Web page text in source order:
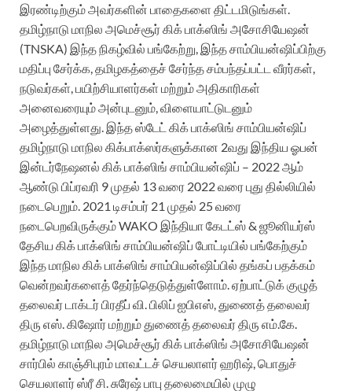
இரண்டிற்கும் அவர்களின் பாதைகளை திட்டமிடுங்கள்.
தமிழ்நாடு மாநில அமெச்சூர் கிக் பாக்ஸிங் அசோசியேஷன்
(TNSKA) இந்த நிகழ்வில் பங்கேற்று, இந்த சாம்பியன்ஷிப்பிற்கு
மதிப்பு சேர்க்க, தமிழகத்தைச் சேர்ந்த சம்பந்தப்பட்ட வீரர்கள்,
நடுவர்கள், பயிற்சியாளர்கள் மற்றும் அதிகாரிகள்
அனைவரையும் அன்புடனும், விளையாட்டுடனும்
அழைத்துள்ளது. இந்த ஸ்டேட் கிக் பாக்ஸிங் சாம்பியன்ஷிப்
தமிழ்நாடு மாநில கிக்பாக்ஸர்களுக்கான 2வது இந்திய ஓபன்
இன்டர்நேஷனல் கிக் பாக்ஸிங் சாம்பியன்ஷிப் – 2022 ஆம்
ஆண்டு பிப்ரவரி 9 முதல் 13 வரை 2022 வரை புது தில்லியில்
நடைபெறும். 2021 டிசம்பர் 21 முதல் 25 வரை
நடைபெறவிருக்கும் WAKO இந்தியா கேடட்ஸ் & ஜூனியர்ஸ்
தேசிய கிக் பாக்ஸிங் சாம்பியன்ஷிப் போட்டியில் பங்கேற்கும்
இந்த மாநில கிக் பாக்ஸிங் சாம்பியன்ஷிப்பில் தங்கப் பதக்கம்
வென்றவர்களைத் தேர்ந்தெடுத்துள்ளோம். ஏற்பாட்டுக் குழுத்
தலைவர் டாக்டர் பிரதீப் வி. பிலிப் ஐபிஎஸ், துணைத் தலைவர்
திரு எஸ். கிஷோர் மற்றும் துணைத் தலைவர் திரு எம்.கே.
தமிழ்நாடு மாநில அமெச்சூர் கிக் பாக்ஸிங் அசோசியேஷன்
சார்பில் காஞ்சிபுரம் மாவட்டச் செயலாளர் ஹரிஷ், பொதுச்
செயலாளர் ஸ்ரீ சி. சுரேஷ் பாபு தலைமையில் முழு